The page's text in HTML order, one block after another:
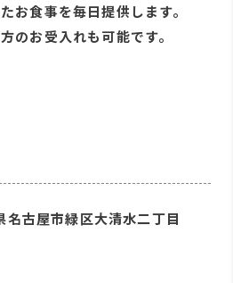
お食事を毎日提供します。
のお受入れも可能です。
古屋市緑区大清水二丁目